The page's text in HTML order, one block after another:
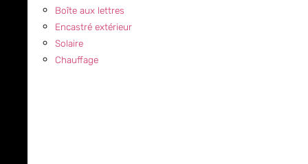
Boîte aux lettres
Encastré extérieur
Solaire
Chauffage